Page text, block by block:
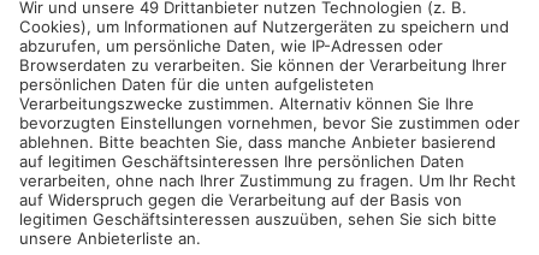
HANAU.Nach einer Überprüfung des Paketdienstleisters FKS
– unter anderem in Hanau – zieht das Hauptzollamt in
Darmstadt eine positive Bilanz. Denn in nur fünf Fällen
äußerten die Ermittler den Verdacht, dass der Mindestlohn
nicht gezahlt wurde. Und in vier Fällen besteht der Verdacht,
dass die Beiträge zur Sozialversicherung nicht korrekt
abgeführt wurden. Insgesamt beteiligten sich an der
Überprüfungs-Aktion rund 100 Mitarbeiter aus allen drei FKS-
Standorten – neben Hanau gibt es auch noch Standorte in
Darmstadt und Wiesbaden.